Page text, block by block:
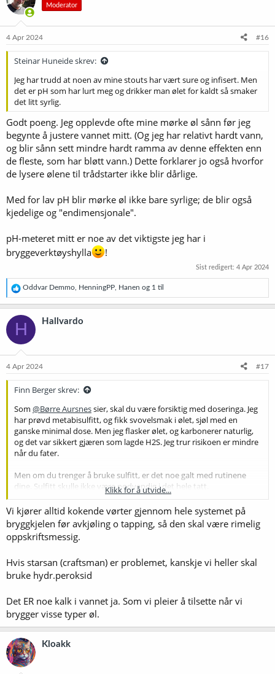
j
o
e
Moderator
4 Apr 2024 #16
Steinar Huneide skrev:
Jeg har trudd at noen av mine stouts har vært sure og infisert. Men
det er pH som har lurt meg og drikker man ølet for kaldt så smaker
det litt syrlig.
Godt poeng. Jeg opplevde ofte mine mørke øl sånn før jeg
begynte å justere vannet mitt. (Og jeg har relativt hardt vann,
og blir sånn sett mindre hardt ramma av denne effekten enn
de fleste, som har bløtt vann.) Dette forklarer jo også hvorfor
de lysere ølene til trådstarter ikke blir dårlige.
Med for lav pH blir mørke øl ikke bare syrlige; de blir også
kjedelige og "endimensjonale".
pH-meteret mitt er noe av det viktigste jeg har i
bryggeverktøyshylla
!
Sist redigert: 4 Apr 2024
R
e
a
k
o
e
Oddvar Demmo HenningPP Hanen og 1 til
H Hallvardo
4 Apr 2024 #17
Finn Berger skrev:
Som @Børre Aursnessier, skal du være forsiktig med doseringa. Jeg
har prøvd metabisulfitt, og fikk svovelsmak i ølet, sjøl med en
ganske minimal dose. Men jeg flasker ølet, og karbonerer naturlig,
og det var sikkert gjæren som lagde H2S. Jeg trur risikoen er mindre
når du fater.
Men om du trenger å bruke sulfitt, er det noe galt med rutinene
dine. Sulfitt skulle ikke være nødvendig i det hele tatt.
Jeg sleit med infeksjoner, og er nokså sikker på at det var fordi jeg
stolte på at Starsan var effektivt sjøl om oppløsninga var blitt
tåkete. Det blir den fort om det er kalk i vannet ditt. Det skal ikke så
mye til. Og bruker du tåkete Starsan, er den en kilde til infeksjoner i
En annen mullig kilde er krana i kjelen. Jeg tar den nå alltid ut hver
med slanger på den kalde sida.
Klikk for å utvide...
Vi kjører alltid kokende vørter gjennom hele systemet på
bryggkjelen før avkjøling o tapping, så den skal være rimelig
oppskriftsmessig.
Hvis starsan (craftsman) er problemet, kanskje vi heller skal
bruke hydr.peroksid
Det ER noe kalk i vannet ja. Som vi pleier å tilsette når vi
brygger visse typer øl.
Kloakk